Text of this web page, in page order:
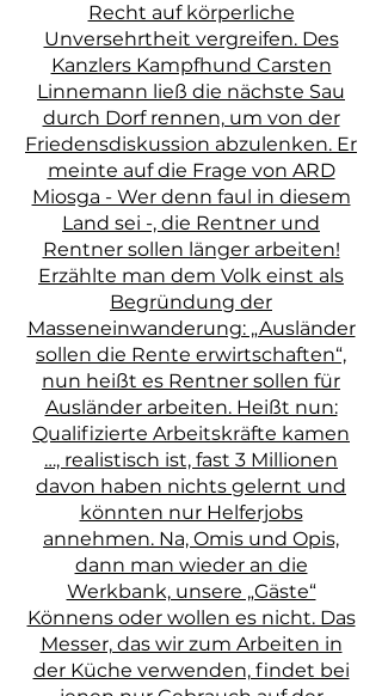
Recht auf körperliche
Unversehrtheit vergreifen. Des
Kanzlers Kampfhund Carsten
Linnemann ließ die nächste Sau
durch Dorf rennen, um von der
Friedensdiskussion abzulenken. Er
meinte auf die Frage von ARD
Miosga - Wer denn faul in diesem
Land sei -, die Rentner und
Rentner sollen länger arbeiten!
Erzählte man dem Volk einst als
Begründung der
Masseneinwanderung: „Ausländer
sollen die Rente erwirtschaften“,
nun heißt es Rentner sollen für
Ausländer arbeiten. Heißt nun:
Qualifizierte Arbeitskräfte kamen
…, realistisch ist, fast 3 Millionen
davon haben nichts gelernt und
könnten nur Helferjobs
annehmen. Na, Omis und Opis,
dann man wieder an die
Werkbank, unsere „Gäste“
Könnens oder wollen es nicht. Das
Messer, das wir zum Arbeiten in
der Küche verwenden, findet bei